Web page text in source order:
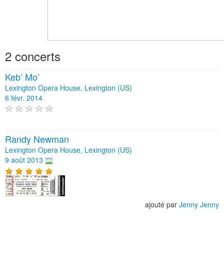
2 concerts
Keb’ Mo’
Lexington Opera House, Lexington (US)
6 févr. 2014
Randy Newman
Lexington Opera House, Lexington (US)
9 août 2013
ajouté par Jenny Jenny